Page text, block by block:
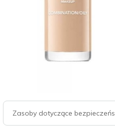
Zasoby dotyczące